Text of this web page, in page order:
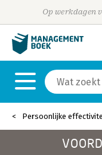
Op werkdagen
Persoonlijke